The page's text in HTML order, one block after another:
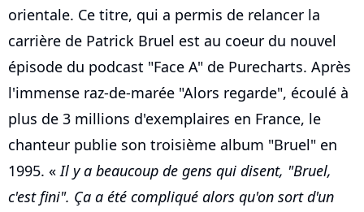
orientale. Ce titre, qui a permis de relancer la
carrière de Patrick Bruel est au coeur du nouvel
épisode du podcast "Face A" de Purecharts. Après
l'immense raz-de-marée "Alors regarde", écoulé à
plus de 3 millions d'exemplaires en France, le
chanteur publie son troisième album "Bruel" en
1995. «Il y a beaucoup de gens qui disent, "Bruel,
c'est fini". Ça a été compliqué alors qu'on sort d'un